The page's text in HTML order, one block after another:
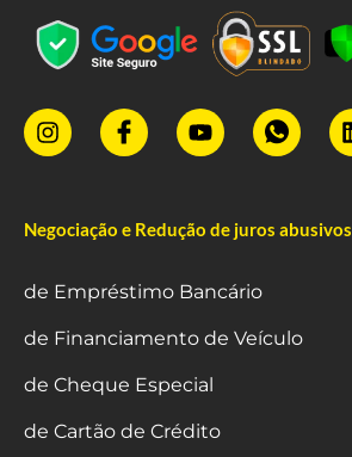
Negociação e Redução de juros abusivos
de Empréstimo Bancário
de Financiamento de Veículo
de Cheque Especial
de Cartão de Crédito